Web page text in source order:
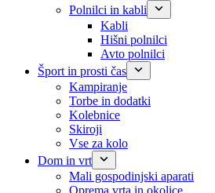
Polnilci in kabli
Kabli
Hišni polnilci
Avto polnilci
Šport in prosti čas
Kampiranje
Torbe in dodatki
Kolebnice
Skiroji
Vse za kolo
Dom in vrt
Mali gospodinjski aparati
Oprema vrta in okolice